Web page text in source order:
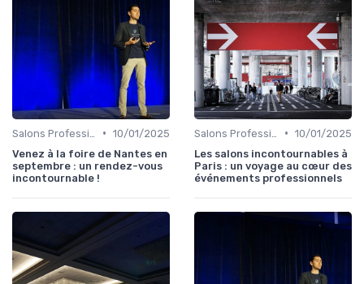
• 10/01/2025
Venez à la foire de Nantes en
septembre : un rendez-vous
incontournable !
• 10/01/2025
Les salons incontournables à
Paris : un voyage au cœur des
événements professionnels